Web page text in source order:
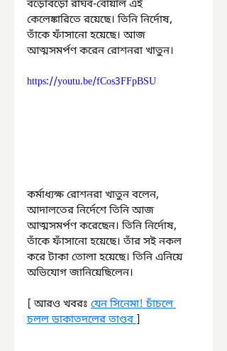
বড়োবড়ো রাঘব-বোয়াল এই
কেলেঙ্কারিতে রয়েছে। তিনি নির্দোষ,
তাঁকে ফাঁসানো হয়েছে। আজ
আত্মসমর্পণ করেন রোশনরা খাতুন।
https://youtu.be/fCos3FFpBSU
কর্মাধ্যক্ষ রোশনরা খাতুন বলেন,
আদালতের নির্দেশে তিনি আজ
আত্মসমর্পণ করেছেন। তিনি নির্দোষ,
তাঁকে ফাঁসানো হয়েছে। তাঁর সই নকল
করে টাকা তোলা হয়েছে। তিনি এনিয়ে
অভিযোগ জানিয়েছিলেন।
[ আরও খবরঃ যেন সিনেমা! চাঁচলে
চলল ডাকাতদলের তাণ্ডব ]